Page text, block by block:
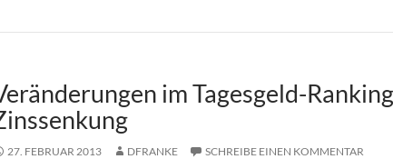
im Tagesgeld-
27. FEBRUAR 2013 DFRANKE SCHREIBE EINEN KOMMENTAR